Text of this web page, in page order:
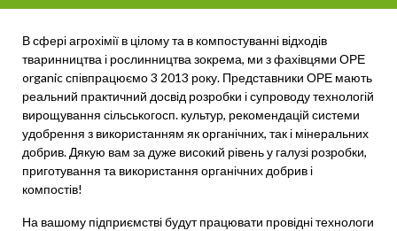
В сфері агрохімії в цілому та в компостуванні відходів
тваринництва і рослинництва зокрема, ми з фахівцями ОРЕ
organic співпрацюємо 3 2013 року. Представники ОРЕ мають
реальний практичний досвід розробки і супроводу технологій
вирощування сільськогосп. культур, рекомендацій системи
удобрення з використанням як органічних, так і мінеральних
добрив. Дякую вам за дуже високий рівень у галузі розробки,
приготування та використання органічних добрив і
компостів!
На вашому підприємстві будут працювати провідні технологи